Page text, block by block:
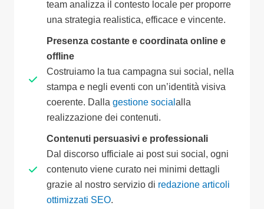
team analizza il contesto locale per proporre
una strategia realistica, efficace e vincente.
Presenza costante e coordinata online e
offline
Costruiamo la tua campagna sui social, nella
stampa e negli eventi con un’identità visiva
coerente. Dalla gestione social alla
realizzazione dei contenuti.
Contenuti persuasivi e professionali
Dal discorso ufficiale ai post sui social, ogni
contenuto viene curato nei minimi dettagli
grazie al nostro servizio di redazione articoli
ottimizzati SEO.